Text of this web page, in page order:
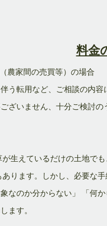
料金
農家間の売買等）の場合
う転用など、ご相談の内
ざいません、十分ご検討の
生えているだけの土地で
ります。しかし、必要な
なのか分からない」 「何
ます。